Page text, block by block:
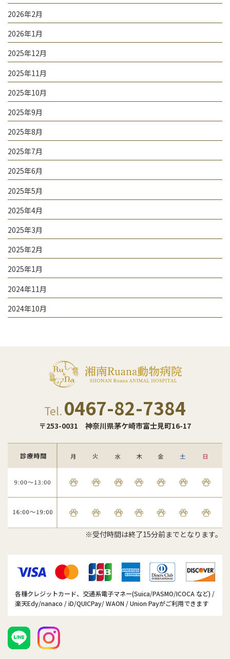
2026年2月
2026年1月
2025年12月
2025年11月
2025年10月
2025年9月
2025年8月
2025年7月
2025年6月
2025年5月
2025年4月
2025年3月
2025年2月
2025年1月
2024年11月
2024年10月
Tel. 0467-82-7384
〒253-0031 神奈川県茅ケ崎市富士見町16-17
※受付時間は終了15分前までとなります。
各種クレジットカード、交通系電子マネー(Suica/PASMO/ICOCA など) /
楽天Edy/nanaco / iD/QUICPay/ WAON / Union Payがご利用できます